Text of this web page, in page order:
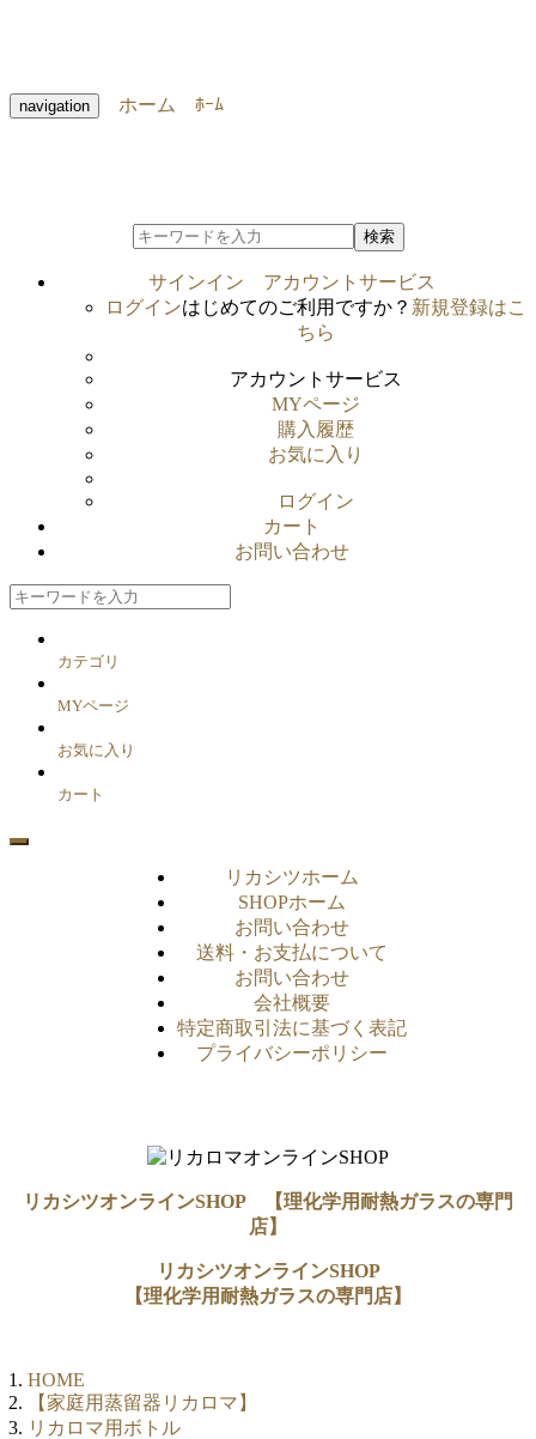
navigation ホーム ﾎｰﾑ
検索
サインイン
アカウントサービス
ログインはじめてのご利用ですか？ 新規登録はこ
ちら
アカウントサービス
MYページ
購入履歴
お気に入り
ログイン
カート
お問い合わせ
カテゴリ
MYページ
お気に入り
カート
リカシツホーム
SHOPホーム
お問い合わせ
送料・お支払について
お問い合わせ
会社概要
特定商取引法に基づく表記
プライバシーポリシー
リカシツオンラインSHOP 【理化学用耐熱ガラスの専門
店】
リカシツオンラインSHOP
【理化学用耐熱ガラスの専門店】
HOME
【家庭用蒸留器リカロマ】
リカロマ用ボトル